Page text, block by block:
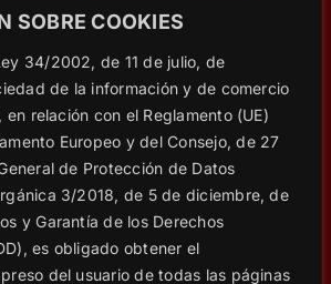
SOBRE COOKIES
34/2002, de 11 de julio, de
de la información y de comercio
relación con el Reglamento (UE)
Europeo y del Consejo, de 27
de Protección de Datos
3/2018, de 5 de diciembre, de
y Garantía de los Derechos
es obligado obtener el
del usuario de todas las páginas
- 2026 | Wet Secrets | All Rights
| Powered bySocial Web SEO
Política de PRIVACIDAD|Política de
de cookies|Condiciones generales de
contratación
para suscripción al BLOG
en formularios web